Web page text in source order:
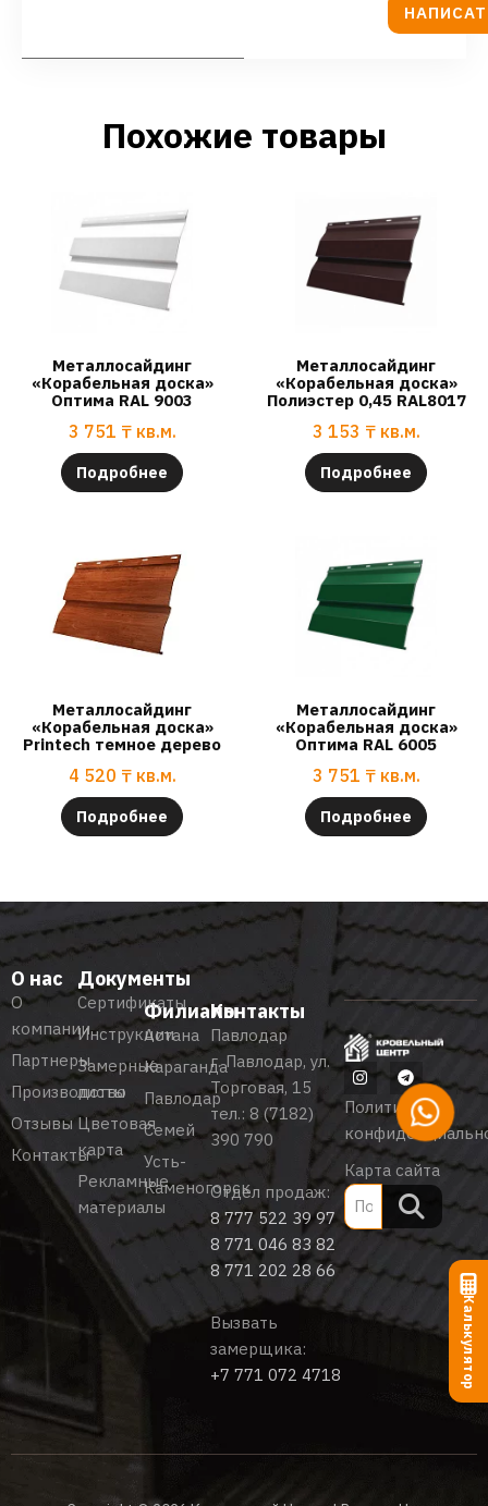
Похожие товары
Металлосайдинг
«Корабельная доска»
Оптима RAL 9003
3 751 ₸ кв.м.
Подробнее
Металлосайдинг
«Корабельная доска»
Полиэстер 0,45 RAL8017
3 153 ₸ кв.м.
Подробнее
Металлосайдинг
«Корабельная доска»
Printech темное дерево
4 520 ₸ кв.м.
Подробнее
Металлосайдинг
«Корабельная доска»
Оптима RAL 6005
3 751 ₸ кв.м.
Подробнее
О нас
О
компании
Партнеры
Производство
Отзывы
Контакты
Документы
Сертификаты
Инструкции
Замерные
листы
Цветовая
карта
Рекламные
материалы
Филиалы
Астана
Караганда
Павлодар
Семей
Усть-
Каменогорск
Контакты
Павлодар
г. Павлодар, ул.
Торговая, 15
тел.: 8 (7182)
390 790
Отдел продаж:
8 777 522 39 97
8 771 046 83 82
8 771 202 28 66
Вызвать
замерщика:
+7 771 072 4718
Политика
Карта сайта
Калькулятор